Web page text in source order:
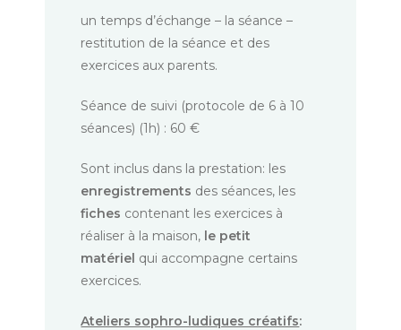
un temps d’échange – la séance –
restitution de la séance et des
exercices aux parents.
Séance de suivi (protocole de 6 à 10
séances) (1h) : 60 €
Sont inclus dans la prestation: les
enregistrements des séances, les
fiches contenant les exercices à
réaliser à la maison, le petit
matériel qui accompagne certains
exercices.
Ateliers sophro-ludiques créatifs: